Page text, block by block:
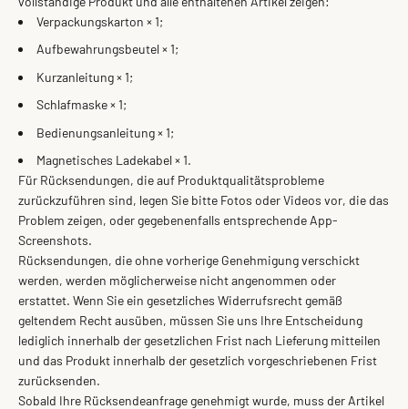
Verpackungskarton × 1;
Aufbewahrungsbeutel × 1;
Kurzanleitung × 1;
Schlafmaske × 1;
Bedienungsanleitung × 1;
Magnetisches Ladekabel × 1.
Für Rücksendungen, die auf Produktqualitätsprobleme
zurückzuführen sind, legen Sie bitte Fotos oder Videos vor, die das
Problem zeigen, oder gegebenenfalls entsprechende App-
Screenshots.
Rücksendungen, die ohne vorherige Genehmigung verschickt
werden, werden möglicherweise nicht angenommen oder
erstattet. Wenn Sie ein gesetzliches Widerrufsrecht gemäß
geltendem Recht ausüben, müssen Sie uns Ihre Entscheidung
lediglich innerhalb der gesetzlichen Frist nach Lieferung mitteilen
und das Produkt innerhalb der gesetzlich vorgeschriebenen Frist
zurücksenden.
Sobald Ihre Rücksendeanfrage genehmigt wurde, muss der Artikel